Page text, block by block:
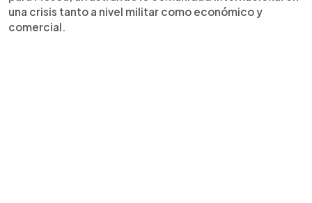
una crisis tanto a nivel militar como económico y
comercial.